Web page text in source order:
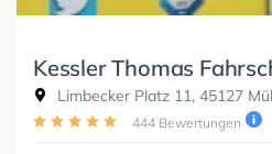
Kessler Thomas
Limbecker Platz 11, 45127
444 Bewertungen